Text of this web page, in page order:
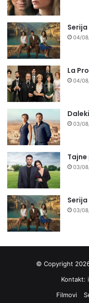
04/
La
04/
03/
03/
03/
© Copyright
Kontakt:
Filmovi